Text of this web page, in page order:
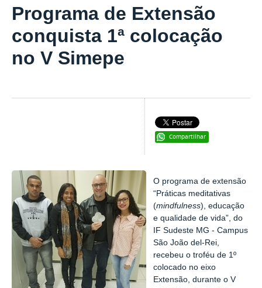
Programa de Extensão
conquista 1ª colocação
no V Simepe
Compartilhar
O programa de extensão
“Práticas meditativas
(mindfulness), educação
e qualidade de vida”, do
IF Sudeste MG - Campus
São João del-Rei,
recebeu o troféu de 1º
colocado no eixo
Extensão, durante o V